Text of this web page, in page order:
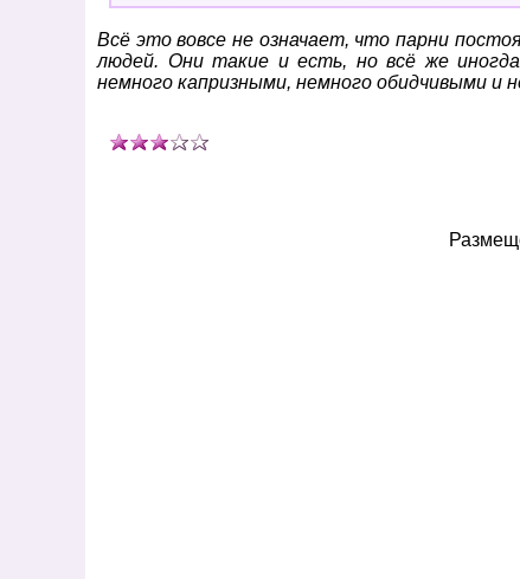
Всё это вовсе не означает, что парни
людей. Они такие и есть, но всё же
немного капризными, немного обидчивыми и